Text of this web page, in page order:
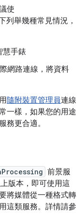
使
列舉幾種常見情況，
慧手錶
網路連線，將資料
隨附裝置管理員連線
一樣，如果您的用途
務更合適。
前景服
版本，即可使用這
將媒體從一種格式轉
這類服務。詳情請參